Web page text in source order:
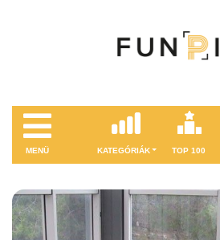
MENÜ KATEGÓRIÁK TOP 100